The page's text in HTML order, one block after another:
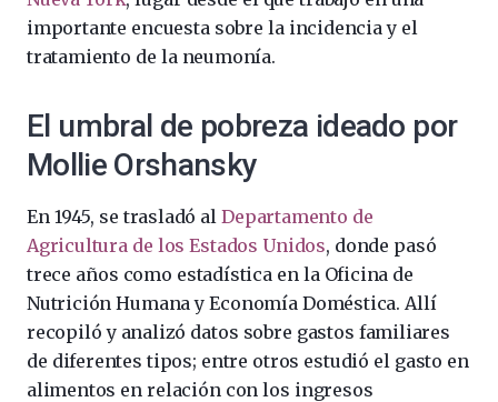
importante encuesta sobre la incidencia y el
tratamiento de la neumonía.
El umbral de pobreza ideado por
Mollie Orshansky
En 1945, se trasladó alDepartamento de
Agricultura de los Estados Unidos, donde pasó
trece años como estadística en la Oficina de
Nutrición Humana y Economía Doméstica. Allí
recopiló y analizó datos sobre gastos familiares
de diferentes tipos; entre otros estudió el gasto en
alimentos en relación con los ingresos